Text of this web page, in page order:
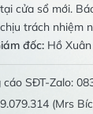
cửa sổ mới.
trách nhiệm
đốc:Hồ Xuân
SĐT-Zalo:
(Mrs